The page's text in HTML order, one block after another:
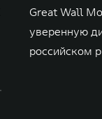
Great Wall
уверенную
российском